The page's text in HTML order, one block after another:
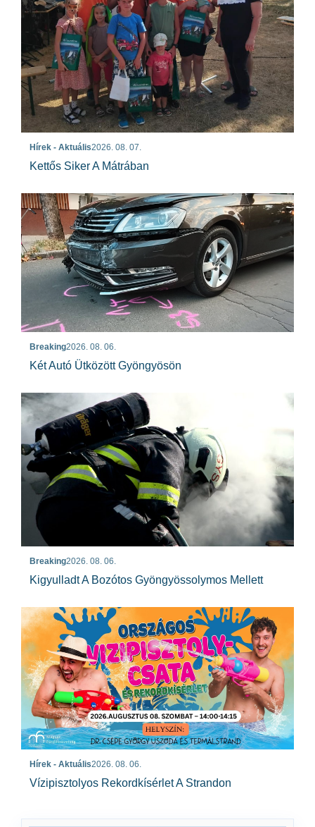
Hírek - Aktuális2026. 08. 07.
Kettős Siker A Mátrában
Breaking2026. 08. 06.
Két Autó Ütközött Gyöngyösön
Breaking2026. 08. 06.
Kigyulladt A Bozótos Gyöngyössolymos Mellett
Hírek - Aktuális2026. 08. 06.
Vízipisztolyos Rekordkísérlet A Strandon